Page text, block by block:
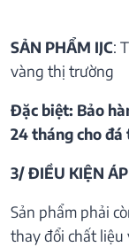
SẢN PHẨM IJC:
vàng thị trường
Đặc biệt: Bảo
24 tháng cho
3/ ĐIỀU KIỆN
Sản phẩm phải
thay đổi chất liệu